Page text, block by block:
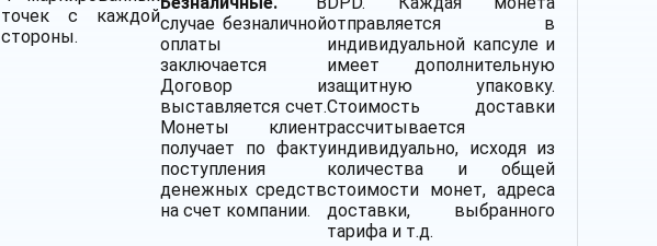
точек с каждой
стороны.
случае безналичной
оплаты
заключается
Договор и
выставляется счет.
Монеты клиент
получает по факту
поступления
денежных средств
на счет компании.
отправляется в
индивидуальной капсуле и
имеет дополнительную
защитную упаковку.
Стоимость доставки
рассчитывается
индивидуально, исходя из
количества и общей
стоимости монет, адреса
доставки, выбранного
тарифа и т.д.